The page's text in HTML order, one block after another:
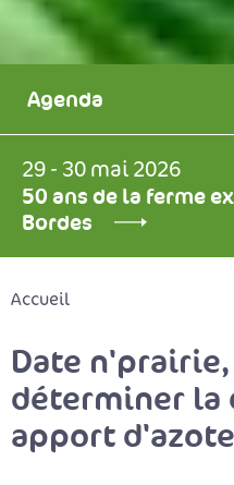
Agenda
29 - 30 mai 2026
50 ans de la ferme
Bordes
Accueil
Date
déterminer la
apport